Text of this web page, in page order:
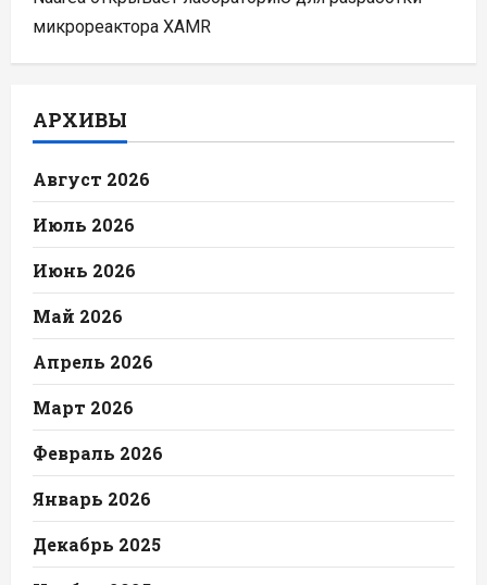
микрореактора XAMR
АРХИВЫ
Август 2026
Июль 2026
Июнь 2026
Май 2026
Апрель 2026
Март 2026
Февраль 2026
Январь 2026
Декабрь 2025